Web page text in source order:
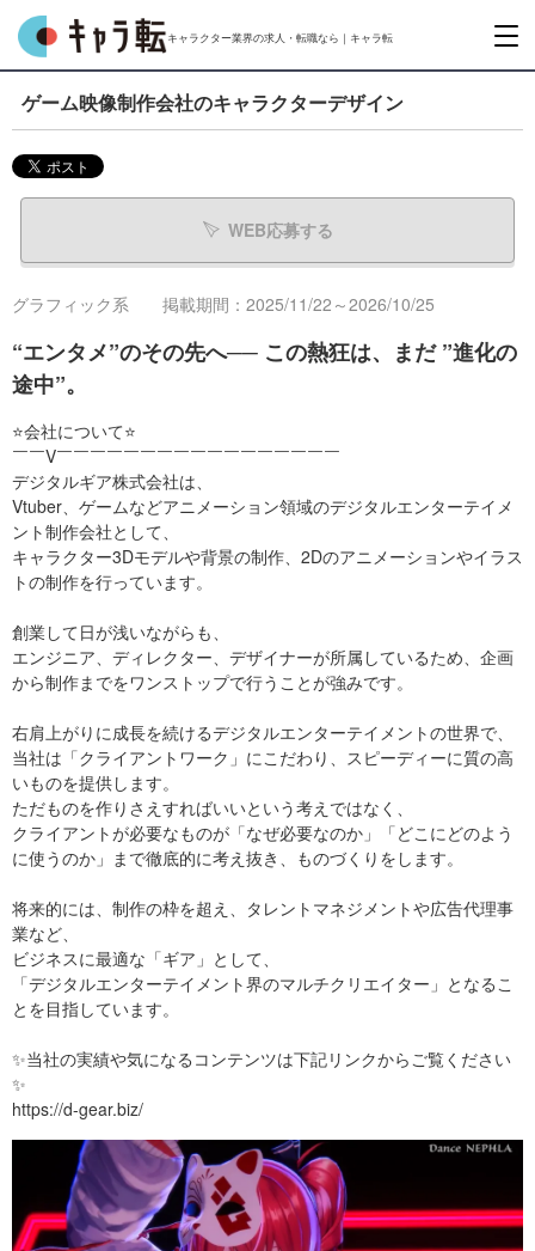
キャラクター業界の求人・転職なら｜キャラ転
ゲーム映像制作会社のキャラクターデザイン
WEB応募する
グラフィック系 掲載期間：2025/11/22～2026/10/25
“エンタメ”のその先へ── この熱狂は、まだ ”進化の
途中”。
⭐会社について⭐
￣￣V￣￣￣￣￣￣￣￣￣￣￣￣￣￣￣￣￣
デジタルギア株式会社は、
Vtuber、ゲームなどアニメーション領域のデジタルエンターテイメ
ント制作会社として、
キャラクター3Dモデルや背景の制作、2Dのアニメーションやイラス
トの制作を行っています。
創業して日が浅いながらも、
エンジニア、ディレクター、デザイナーが所属しているため、企画
から制作までをワンストップで行うことが強みです。
右肩上がりに成長を続けるデジタルエンターテイメントの世界で、
当社は「クライアントワーク」にこだわり、スピーディーに質の高
いものを提供します。
ただものを作りさえすればいいという考えではなく、
クライアントが必要なものが「なぜ必要なのか」「どこにどのよう
に使うのか」まで徹底的に考え抜き、ものづくりをします。
将来的には、制作の枠を超え、タレントマネジメントや広告代理事
業など、
ビジネスに最適な「ギア」として、
「デジタルエンターテイメント界のマルチクリエイター」となるこ
とを目指しています。
✨当社の実績や気になるコンテンツは下記リンクからご覧ください
✨
https://d-gear.biz/